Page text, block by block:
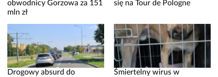
obwodnicy Gorzowa za 151
mln zł
się na Tour de Pologne
Drogowy absurd do
Śmiertelny wirus w